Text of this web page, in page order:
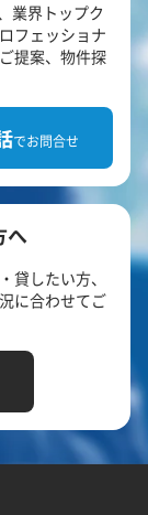
業界トップク
フェッショナ
提案、物件探
でお問合せ
へ
貸したい方、
に合わせてご